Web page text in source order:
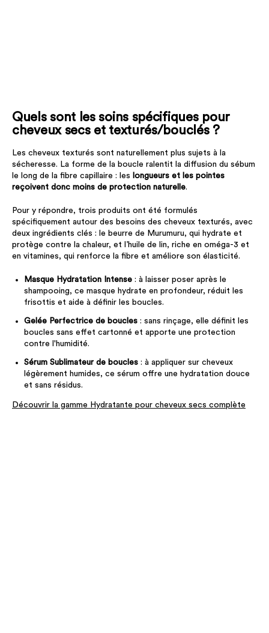
Quels sont les soins spécifiques pour
cheveux secs et texturés/bouclés ?
Les cheveux texturés sont naturellement plus sujets à la
sécheresse. La forme de la boucle ralentit la diffusion du sébum
le long de la fibre capillaire : les longueurs et les pointes
reçoivent donc moins de protection naturelle.
Pour y répondre, trois produits ont été formulés
spécifiquement autour des besoins des cheveux texturés, avec
deux ingrédients clés : le beurre de Murumuru, qui hydrate et
protège contre la chaleur, et l’huile de lin, riche en oméga-3 et
en vitamines, qui renforce la fibre et améliore son élasticité.
Masque Hydratation Intense : à laisser poser après le
shampooing, ce masque hydrate en profondeur, réduit les
frisottis et aide à définir les boucles.
Gelée Perfectrice de boucles : sans rinçage, elle définit les
boucles sans effet cartonné et apporte une protection
contre l'humidité.
Sérum Sublimateur de boucles : à appliquer sur cheveux
légèrement humides, ce sérum offre une hydratation douce
et sans résidus.
Découvrir la gamme Hydratante pour cheveux secs complète